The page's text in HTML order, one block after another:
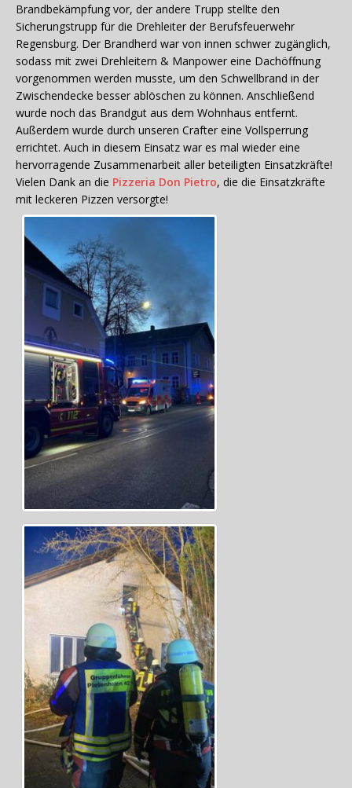
Brandbekämpfung vor, der andere Trupp stellte den
Sicherungstrupp für die Drehleiter der Berufsfeuerwehr
Regensburg. Der Brandherd war von innen schwer zugänglich,
sodass mit zwei Drehleitern & Manpower eine Dachöffnung
vorgenommen werden musste, um den Schwellbrand in der
Zwischendecke besser ablöschen zu können. Anschließend
wurde noch das Brandgut aus dem Wohnhaus entfernt.
Außerdem wurde durch unseren Crafter eine Vollsperrung
errichtet. Auch in diesem Einsatz war es mal wieder eine
hervorragende Zusammenarbeit aller beteiligten Einsatzkräfte!
Vielen Dank an die Pizzeria Don Pietro, die die Einsatzkräfte
mit leckeren Pizzen versorgte!